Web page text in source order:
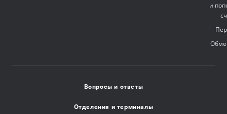
и
Вопросы и ответы
Отделения и терминалы